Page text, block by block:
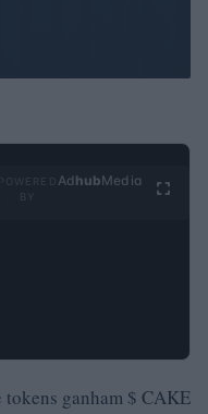
Ad hubMedia
ganham $ CAKE